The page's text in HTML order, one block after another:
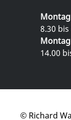
8.30
14.00
© Richard